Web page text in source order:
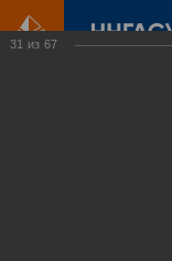
31 из 67